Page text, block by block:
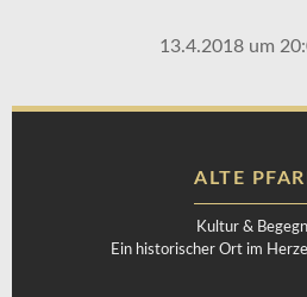
13.4.2018 um
ALTE
Kultur &
Ein historischer Ort im